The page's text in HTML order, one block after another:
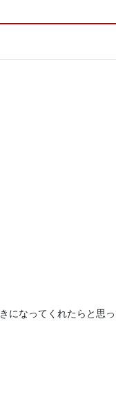
になってくれたらと思っ